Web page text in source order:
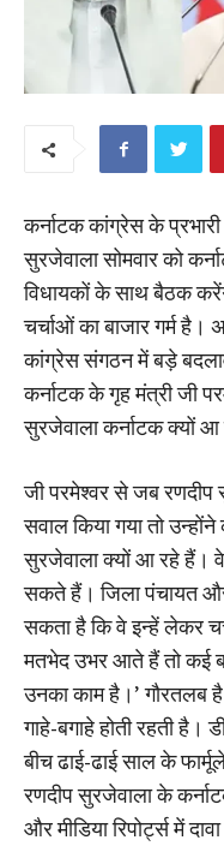
कर्नाटक कांग्रेस के
सुरजेवाला सोमवार को
विधायकों के साथ बैठक
चर्चाओं का बाजार गर्म है।
कांग्रेस संगठन में बड़े
कर्नाटक के गृह मंत्री जी
सुरजेवाला कर्नाटक क्यों आ
जी परमेश्वर से जब रणदीप
सवाल किया गया तो
सुरजेवाला क्यों आ रहे हैं।
सकते हैं। जिला पंचायत
सकता है कि वे इन्हें लेकर
मतभेद उभर आते हैं तो कई
उनका काम है।’ गौरतलब है
गाहे-बगाहे होती रहती है।
बीच ढाई-ढाई साल के
रणदीप सुरजेवाला के
और मीडिया रिपोर्ट्स में